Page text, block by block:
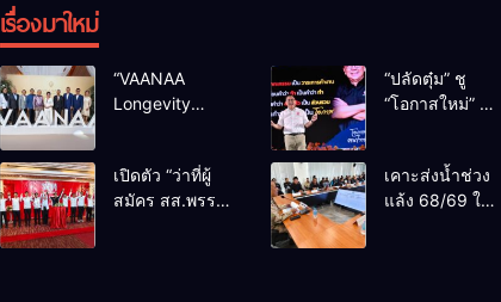
เรื่องมาใหม่
“VAANAA
Longevity
เอนต์ใหญ่สุดใน
อาเซียน
“ปลัดตุ๋ม” ชู
“โอกาสใหม่” นำ
ไม่ใช่เล่น
การเมือง
เปิดตัว “ว่าที่ผู้
สมัคร สส.พรรค
เคาะส่งน้ำช่วง
แล้ง 68/69 ใช้